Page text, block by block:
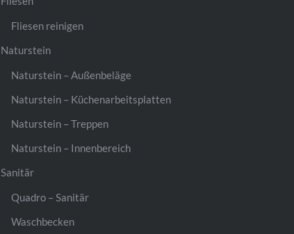
Fliesen reinigen
Naturstein
Naturstein – Außenbeläge
Naturstein – Küchenarbeitsplatten
Naturstein – Treppen
Naturstein – Innenbereich
Sanitär
Quadro – Sanitär
Waschbecken